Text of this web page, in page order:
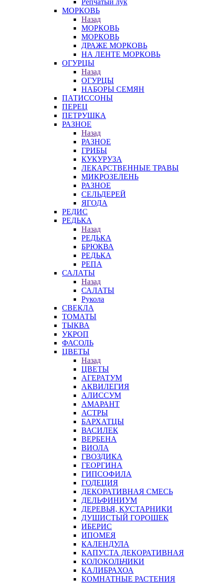
Репчатый лук
МОРКОВЬ
Назад
МОРКОВЬ
МОРКОВЬ
ДРАЖЕ МОРКОВЬ
НА ЛЕНТЕ МОРКОВЬ
ОГУРЦЫ
Назад
ОГУРЦЫ
НАБОРЫ СЕМЯН
ПАТИССОНЫ
ПЕРЕЦ
ПЕТРУШКА
РАЗНОЕ
Назад
РАЗНОЕ
ГРИБЫ
КУКУРУЗА
ЛЕКАРСТВЕННЫЕ ТРАВЫ
МИКРОЗЕЛЕНЬ
РАЗНОЕ
СЕЛЬДЕРЕЙ
ЯГОДА
РЕДИС
РЕДЬКА
Назад
РЕДЬКА
БРЮКВА
РЕДЬКА
РЕПА
САЛАТЫ
Назад
САЛАТЫ
Рукола
СВЕКЛА
ТОМАТЫ
ТЫКВА
УКРОП
ФАСОЛЬ
ЦВЕТЫ
Назад
ЦВЕТЫ
АГЕРАТУМ
АКВИЛЕГИЯ
АЛИССУМ
АМАРАНТ
АСТРЫ
БАРХАТЦЫ
ВАСИЛЕК
ВЕРБЕНА
ВИОЛА
ГВОЗДИКА
ГЕОРГИНА
ГИПСОФИЛА
ГОДЕЦИЯ
ДЕКОРАТИВНАЯ СМЕСЬ
ДЕЛЬФИНИУМ
ДЕРЕВЬЯ, КУСТАРНИКИ
ДУШИСТЫЙ ГОРОШЕК
ИБЕРИС
ИПОМЕЯ
КАЛЕНДУЛА
КАПУСТА ДЕКОРАТИВНАЯ
КОЛОКОЛЬЧИКИ
КАЛИБРАХОА
КОМНАТНЫЕ РАСТЕНИЯ